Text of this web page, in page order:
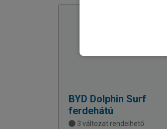
BYD Dolphin Surf
ferdehátú
3 változat rendelhető